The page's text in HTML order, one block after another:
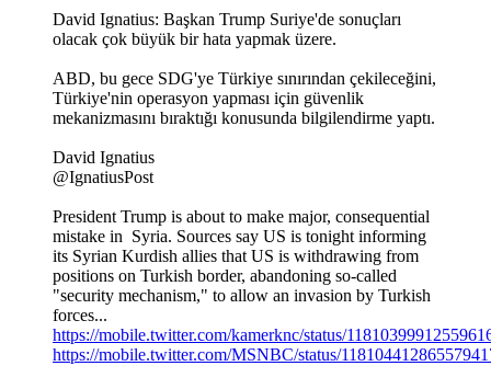
David Ignatius: Başkan Trump Suriye'de sonuçları
olacak çok büyük bir hata yapmak üzere.
ABD, bu gece SDG'ye Türkiye sınırından çekileceğini,
Türkiye'nin operasyon yapması için güvenlik
mekanizmasını bıraktığı konusunda bilgilendirme yaptı.
David Ignatius
@IgnatiusPost
President Trump is about to make major, consequential
mistake in Syria. Sources say US is tonight informing
its Syrian Kurdish allies that US is withdrawing from
positions on Turkish border, abandoning so-called
"security mechanism," to allow an invasion by Turkish
forces...
https://mobile.twitter.com/kamerknc/status/
https://mobile.twitter.com/MSNBC/status/